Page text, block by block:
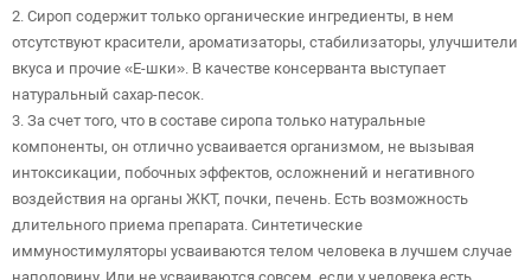
2. Сироп содержит только органические ингредиенты, в нем
отсутствуют красители, ароматизаторы, стабилизаторы, улучшители
вкуса и прочие «E-шки». В качестве консерванта выступает
натуральный сахар-песок.
3. За счет того, что в составе сиропа только натуральные
компоненты, он отлично усваивается организмом, не вызывая
интоксикации, побочных эффектов, осложнений и негативного
воздействия на органы ЖКТ, почки, печень. Есть возможность
длительного приема препарата. Синтетические
иммуностимуляторы усваиваются телом человека в лучшем случае